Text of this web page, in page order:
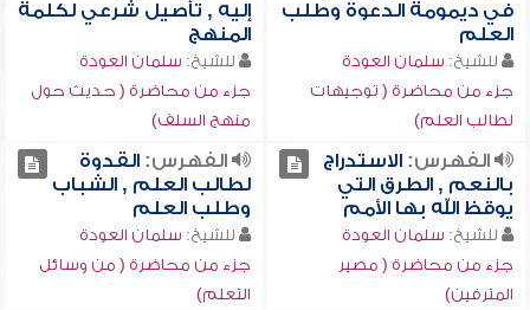
في ديمومة الدعوة وطلب
العلم
للشيخ: سلمان العودة
جزء من محاضرة ( توجيهات
لطالب العلم)
إليه , تأصيل شرعي لكلمة
المنهج
للشيخ: سلمان العودة
جزء من محاضرة ( حديث حول
منهج السلف)
الفهرس:الاستدراج
بالنعم , الطرق التي
يوقظ الله بها الأمم
للشيخ: سلمان العودة
جزء من محاضرة ( مصير
المترفين)
الفهرس:القدوة
لطالب العلم , الشباب
وطلب العلم
للشيخ: سلمان العودة
جزء من محاضرة ( من وسائل
التعلم)